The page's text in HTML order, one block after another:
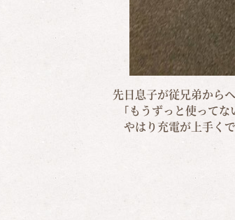
先日息子が従兄弟から
｢もうずっと使って
やはり充電が上手く